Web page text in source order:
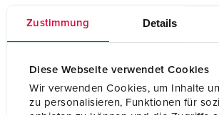
Zustimmung Details
Diese Webseite verwendet Cookies
Wir verwenden Cookies, um Inhalte
zu personalisieren, Funktionen für
Schutzart
Prüfzeichen CQC